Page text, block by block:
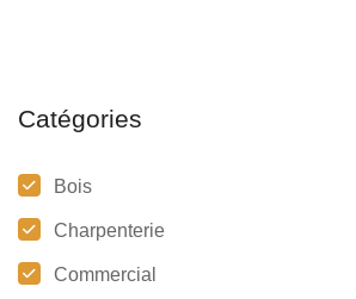
Catégories
Bois
Charpenterie
Commercial